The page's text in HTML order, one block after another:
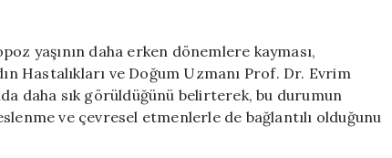
Başladı:
Sağlık
Uyarıyor
için
yaşının daha erken dönemlere kayması,
Hastalıkları ve Doğum Uzmanı Prof. Dr. Evrim
daha sık görüldüğünü belirterek, bu durumun
ve çevresel etmenlerle de bağlantılı olduğunu